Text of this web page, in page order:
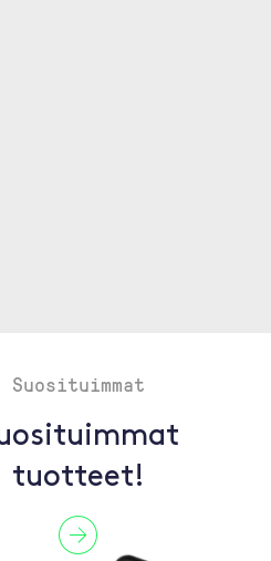
Suosituimmat
tuotteet!